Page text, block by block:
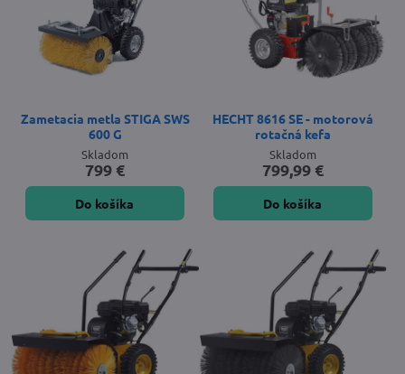
Zametacia metla STIGA SWS
600 G
Skladom
799 €
Do košíka
HECHT 8616 SE - motorová
rotačná kefa
Skladom
799,99 €
Do košíka